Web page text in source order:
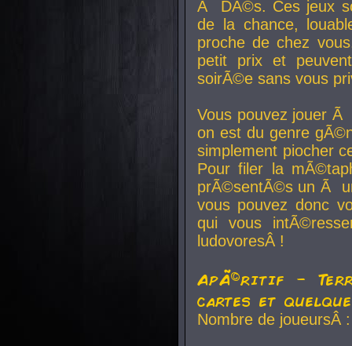
Ã DÃ©s. Ces jeux
de la chance,
proche de chez
petit prix et
soirÃ©e sans vous
Vous pouvez jouer
on est du genre
simplement piocher
Pour filer la
prÃ©sentÃ©s un Ã
vous pouvez donc
qui vous
ludovoresÂ !
ApÃ©ritif -
cartes et
Nombre de